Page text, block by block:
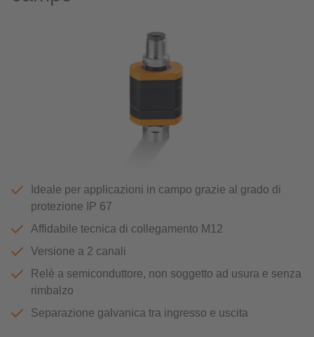
Ideale per applicazioni in campo grazie al grado di
protezione IP 67
Affidabile tecnica di collegamento M12
Versione a 2 canali
Relè a semiconduttore, non soggetto ad usura e senza
rimbalzo
Separazione galvanica tra ingresso e uscita